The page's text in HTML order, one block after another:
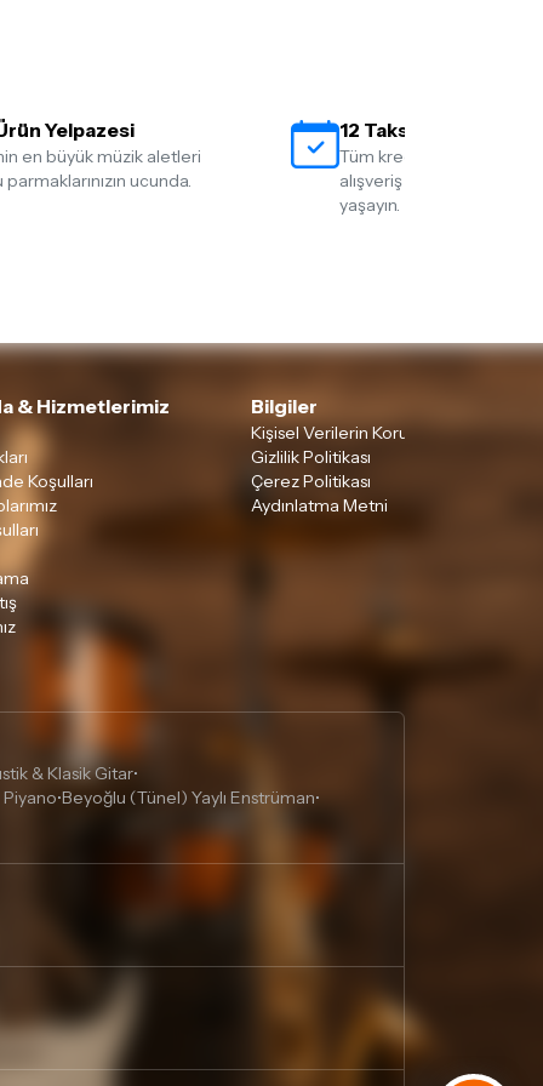
Yelpazesi
en büyük müzik aletleri
ucunda.
12 Taksit İmkanı
Tüm kredi kartlarına 12
alışveriş yapmanın
yaşayın.
& Hizmetlerimiz
Koşulları
Bilgiler
Kişisel Verilerin Korunması
Gizlilik Politikası
Çerez Politikası
Aydınlatma Metni
& Klasik Gitar•
•Beyoğlu (Tünel) Yaylı Enstrüman•